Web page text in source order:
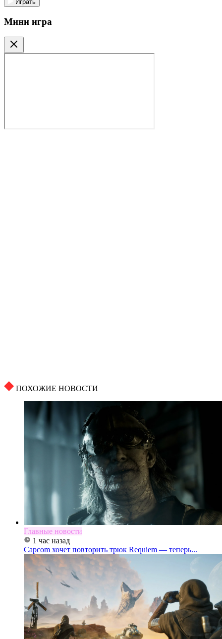
Играть
Мини игра
ПОХОЖИЕ НОВОСТИ
Главные новости
1 час назад
Capcom хочет повторить трюк Requiem — теперь...